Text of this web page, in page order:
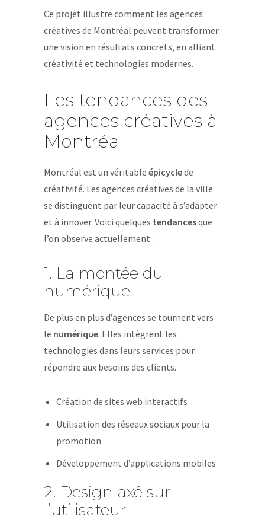
Ce projet illustre comment les agences
créatives de Montréal peuvent transformer
une vision en résultats concrets, en alliant
créativité et technologies modernes.
Les tendances des
agences créatives à
Montréal
Montréal est un véritable épicyclede
créativité. Les agences créatives de la ville
se distinguent par leur capacité à s’adapter
et à innover. Voici quelques tendancesque
l’on observe actuellement :
1. La montée du
numérique
De plus en plus d’agences se tournent vers
le numérique. Elles intègrent les
technologies dans leurs services pour
répondre aux besoins des clients.
Création de sites web interactifs
Utilisation des réseaux sociaux pour la
promotion
Développement d’applications mobiles
2. Design axé sur
l’utilisateur